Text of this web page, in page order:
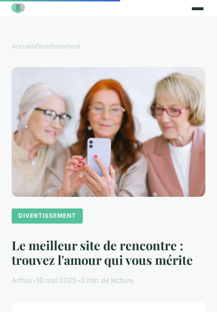
Accueil›Divertissement
DIVERTISSEMENT
Le meilleur site de rencontre :
trouvez l'amour qui vous mérite
Arthur•10 mai 2025•3 min de lecture